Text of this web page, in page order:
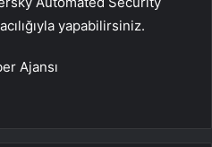
yapabilirsiniz.
Ajansı